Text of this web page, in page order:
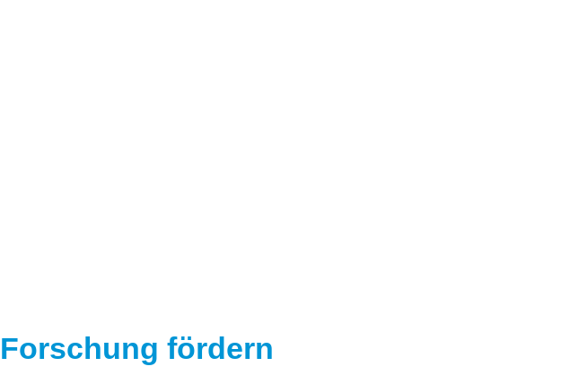
Forschung fördern